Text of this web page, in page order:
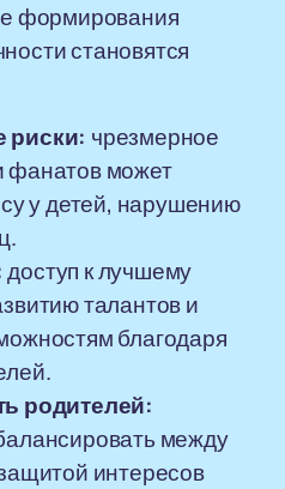
формирования
становятся
риски: чрезмерное
может
у детей, нарушению
доступ к лучшему
талантов и
благодаря
родителей:
между
интересов